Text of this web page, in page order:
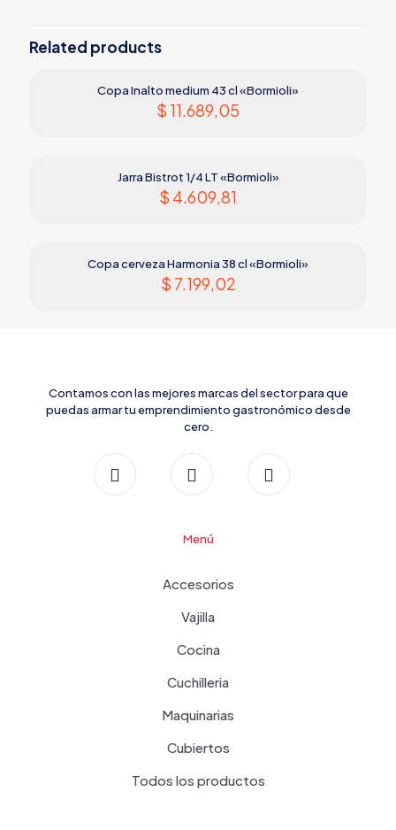
Related products
Copa Inalto medium 43 cl «Bormioli»
$ 11.689,05
Jarra Bistrot 1/4 LT «Bormioli»
$ 4.609,81
Copa cerveza Harmonia 38 cl «Bormioli»
$ 7.199,02
Contamos con las mejores marcas del sector para que
puedas armar tu emprendimiento gastronómico desde
cero.
Menú
Accesorios
Vajilla
Cocina
Cuchilleria
Maquinarias
Cubiertos
Todos los productos